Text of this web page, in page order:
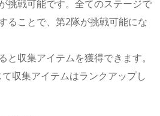
挑戦可能です。全てのステージで
ることで、第2隊が挑戦可能にな
と収集アイテムを獲得できます。
収集アイテムはランクアップし